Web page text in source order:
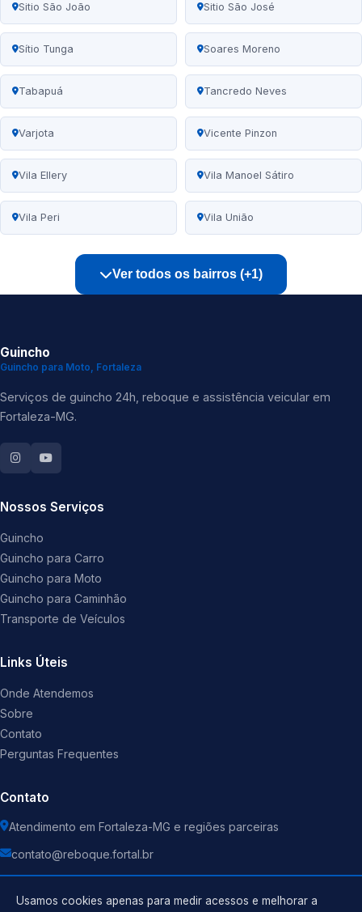
Sitio São João Sitio São José
Sítio Tunga Soares Moreno
Tabapuá Tancredo Neves
Varjota Vicente Pinzon
Vila Ellery Vila Manoel Sátiro
Vila Peri Vila União
Ver todos os bairros (+1)
Guincho
Guincho para Moto, Fortaleza
Serviços de guincho 24h, reboque e assistência veicular em
Fortaleza-MG.
Nossos Serviços
Guincho
Guincho para Carro
Guincho para Moto
Guincho para Caminhão
Transporte de Veículos
Links Úteis
Onde Atendemos
Sobre
Contato
Perguntas Frequentes
Contato
Atendimento em Fortaleza-MG e regiões parceiras
contato@reboque.fortal.br
Usamos cookies apenas para medir acessos e melhorar a